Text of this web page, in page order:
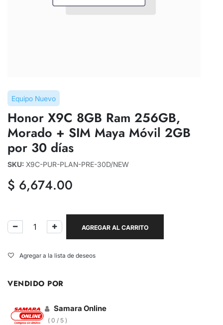
Equipo Nuevo
Honor X9C 8GB Ram 256GB,
Morado + SIM Maya Móvil 2GB
por 30 días
SKU: X9C-PUR-PLAN-PRE-30D/NEW
$ 6,674.00
AGREGAR AL CARRITO
Agregar a la lista de deseos
VENDIDO POR
Samara Online
( 0 / 5 )